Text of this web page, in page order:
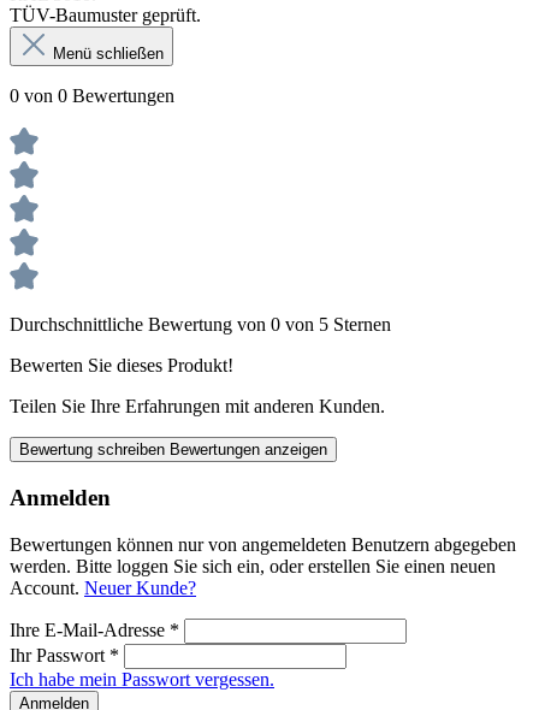
TÜV-Baumuster geprüft.
Menü schließen
0 von 0 Bewertungen
Durchschnittliche Bewertung von 0 von 5 Sternen
Bewerten Sie dieses Produkt!
Teilen Sie Ihre Erfahrungen mit anderen Kunden.
Bewertung schreiben Bewertungen anzeigen
Anmelden
Bewertungen können nur von angemeldeten Benutzern abgegeben
werden. Bitte loggen Sie sich ein, oder erstellen Sie einen neuen
Account. Neuer Kunde?
Ihre E-Mail-Adresse *
Ihr Passwort *
Ich habe mein Passwort vergessen.
Anmelden